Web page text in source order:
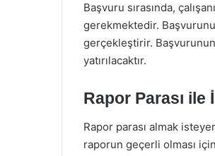
Başvuru sırasında,
gerekmektedir.
gerçekleştirir. Başvurunun
yatırılacaktır.
Rapor Parası
Rapor parası almak
raporun geçerli olması